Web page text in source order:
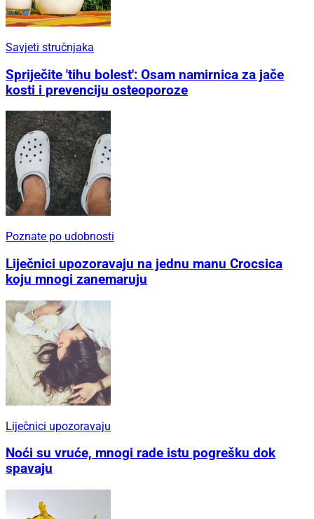
Savjeti stručnjaka
Spriječite 'tihu bolest': Osam namirnica za jače
kosti i prevenciju osteoporoze
Poznate po udobnosti
Liječnici upozoravaju na jednu manu Crocsica
koju mnogi zanemaruju
Liječnici upozoravaju
Noći su vruće, mnogi rade istu pogrešku dok
spavaju